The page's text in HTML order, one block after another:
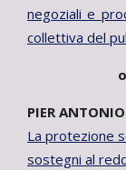
negoziali e
collettiva del
PIER
La protezione
sostegni al